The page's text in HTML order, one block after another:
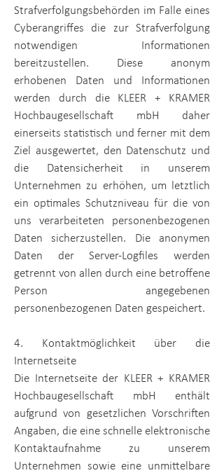
Strafverfolgungsbehörden im Falle eines
Cyberangriffes die zur Strafverfolgung
notwendigen Informationen
bereitzustellen. Diese anonym
erhobenen Daten und Informationen
werden durch die KLEER + KRAMER
Hochbaugesellschaft mbH
daher
einerseits statistisch und ferner mit dem
Ziel ausgewertet, den Datenschutz und
die Datensicherheit in unserem
Unternehmen zu erhöhen, um letztlich
ein optimales Schutzniveau für die von
uns verarbeiteten personenbezogenen
Daten sicherzustellen. Die anonymen
Daten der Server-Logfiles werden
getrennt von allen durch eine betroffene
Person angegebenen
personenbezogenen Daten gespeichert.
4. Kontaktmöglichkeit über die
Internetseite
Die Internetseite der KLEER + KRAMER
Hochbaugesellschaft mbH enthält
aufgrund von gesetzlichen Vorschriften
Angaben, die eine schnelle elektronische
Kontaktaufnahme zu unserem
Unternehmen sowie eine unmittelbare